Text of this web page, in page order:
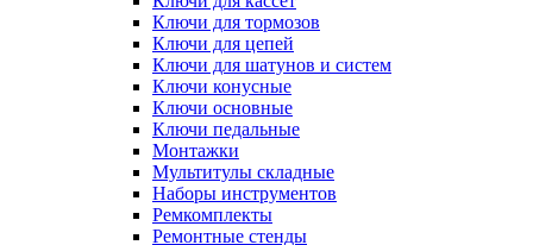
Ключи для тормозов
Ключи для цепей
Ключи для шатунов и систем
Ключи конусные
Ключи основные
Ключи педальные
Монтажки
Мультитулы складные
Наборы инструментов
Ремкомплекты
Ремонтные стенды